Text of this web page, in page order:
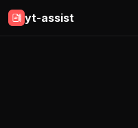
yt-assist